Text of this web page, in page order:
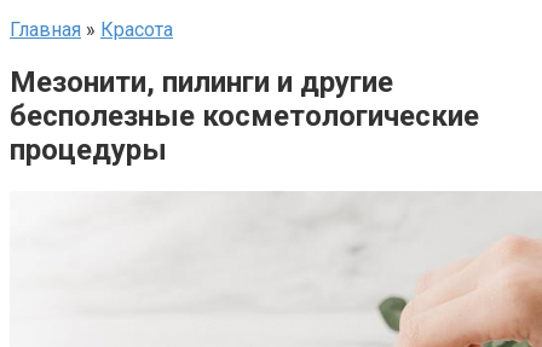
Главная » Красота
Мезонити, пилинги и другие
бесполезные косметологические
процедуры